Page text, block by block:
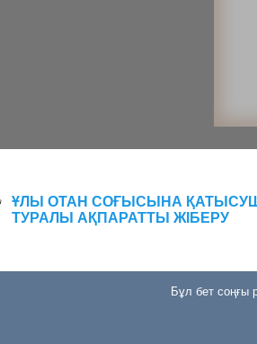
ҰЛЫ ОТАН СОҒЫСЫНА
ТУРАЛЫ АҚПАРАТТЫ ЖІБЕРУ
Бұл бет соңғы